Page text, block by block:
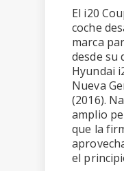
El i20
coche
marca
desde su
Hyundai
Nueva
(2016).
amplio
que la
el